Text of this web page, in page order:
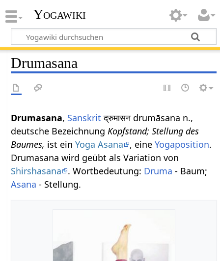
Yogawiki
Drumasana
Drumasana, Sanskrit द्रुमासन drumāsana n.,
deutsche BezeichnungKopfstand; Stellung des
Baumes, ist einYoga Asana , eineYogaposition.
Drumasana wird geübt als Variation von
Shirshasana
. Wortbedeutung: Druma - Baum;
Asana - Stellung.